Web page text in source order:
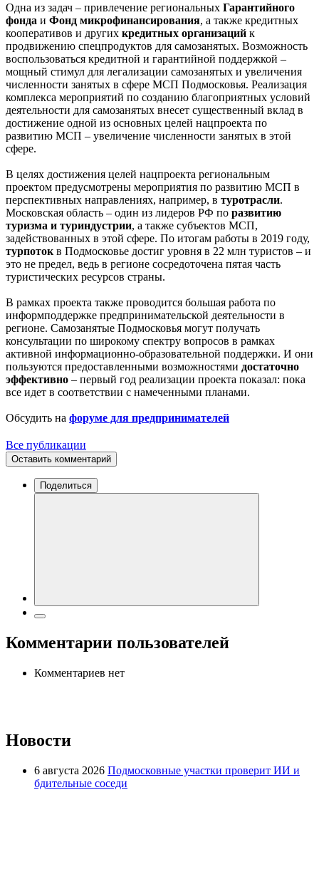
Одна из задач – привлечение региональных Гарантийного
фонда и Фонд микрофинансирования, а также кредитных
кооперативов и других кредитных организаций к
продвижению спецпродуктов для самозанятых. Возможность
воспользоваться кредитной и гарантийной поддержкой –
мощный стимул для легализации самозанятых и увеличения
численности занятых в сфере МСП Подмосковья. Реализация
комплекса мероприятий по созданию благоприятных условий
деятельности для самозанятых внесет существенный вклад в
достижение одной из основных целей нацпроекта по
развитию МСП – увеличение численности занятых в этой
сфере.
В целях достижения целей нацпроекта региональным
проектом предусмотрены мероприятия по развитию МСП в
перспективных направлениях, например, в туротрасли.
Московская область – один из лидеров РФ по развитию
туризма и туриндустрии, а также субъектов МСП,
задействованных в этой сфере. По итогам работы в 2019 году,
турпоток в Подмосковье достиг уровня в 22 млн туристов – и
это не предел, ведь в регионе сосредоточена пятая часть
туристических ресурсов страны.
В рамках проекта также проводится большая работа по
информподдержке предпринимательской деятельности в
регионе. Самозанятые Подмосковья могут получать
консультации по широкому спектру вопросов в рамках
активной информационно-образовательной поддержки. И они
пользуются предоставленными возможностями достаточно
эффективно – первый год реализации проекта показал: пока
все идет в соответствии с намеченными планами.
Обсудить на форуме для предпринимателей
Все публикации
Оставить комментарий
Поделиться
Комментарии пользователей
Комментариев нет
Новости
6 августа 2026 Подмосковные участки проверит ИИ и
бдительные соседи